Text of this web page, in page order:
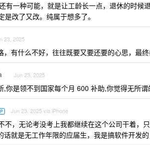
有一种可能，就是让工龄长一点，退休的时候
是改了又改。纯属于想多了。
23, 2025
，有什么不好，往往既要又要还要的心思，最终
Jun 23, 2025
,你是领不到国家每个月 600 补助,你觉得无所谓
Jun 23, 2025 via iPhone
不，无论考没考上我都继续在这个公司干着，
话就是无工作年限的应届生，我是搞软件开发